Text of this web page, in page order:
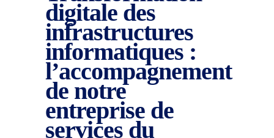
digitale des
infrastructures
informatiques :
l’accompagnement
de notre
entreprise de
services du